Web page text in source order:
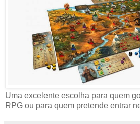
Uma excelente escolha para quem
RPG ou para quem pretende entrar